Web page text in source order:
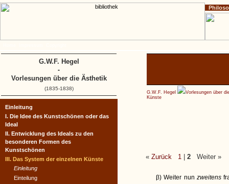
G.W.F. Hegel
Vorlesungen über
Künste
« Zurück 1 2 Weiter »
β) Weiter nun zweitens
Einleitung
I. Die Idee des Kunstschönen oder das
Ideal
II. Entwicklung des Ideals zu den
besonderen Formen des
Kunstschönen
III. Das System der einzelnen Künste
Einleitung
Einteilung
G.W.F. Hegel
-
Vorlesungen über die Ästhetik
(1835-1838)